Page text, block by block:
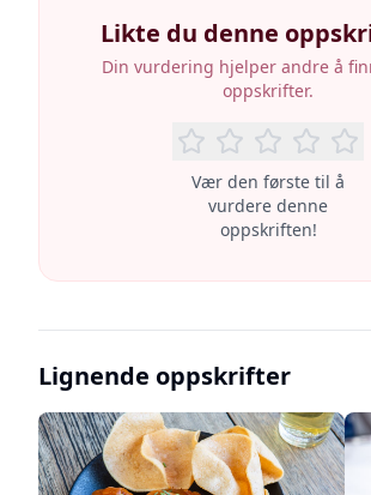
Likte du denne
Din vurdering hjelper andre å
oppskrifter.
Vær den første til å
vurdere denne
oppskriften!
Lignende oppskrifter